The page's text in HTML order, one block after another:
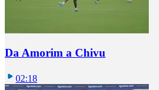
Da Amorim a Chivu
02:18